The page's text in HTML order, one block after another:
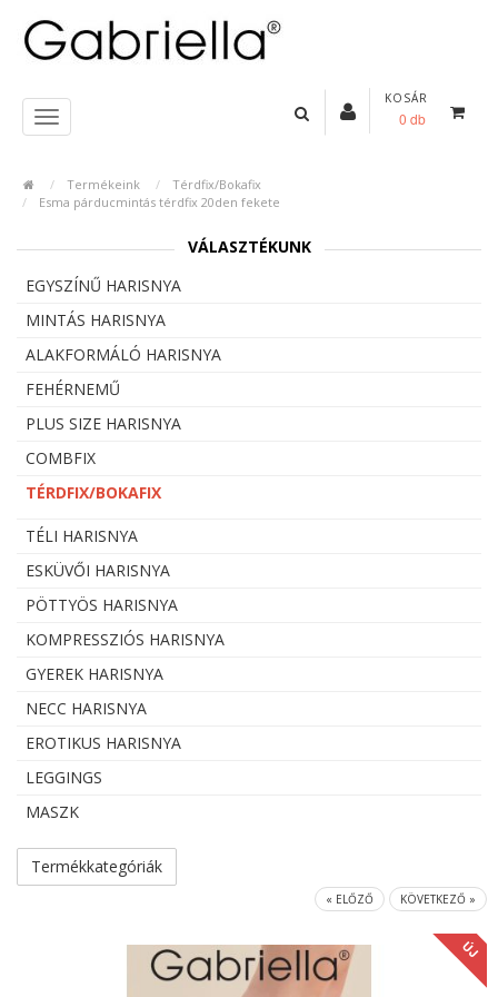
KOSÁR
0 db
Termékeink
Térdfix/Bokafix
Esma párducmintás térdfix 20den fekete
VÁLASZTÉKUNK
EGYSZÍNŰ HARISNYA
MINTÁS HARISNYA
ALAKFORMÁLÓ HARISNYA
FEHÉRNEMŰ
PLUS SIZE HARISNYA
COMBFIX
TÉRDFIX/BOKAFIX
TÉLI HARISNYA
ESKÜVŐI HARISNYA
PÖTTYÖS HARISNYA
KOMPRESSZIÓS HARISNYA
GYEREK HARISNYA
NECC HARISNYA
EROTIKUS HARISNYA
LEGGINGS
MASZK
Termékkategóriák
« ELŐZŐ KÖVETKEZŐ »
ÚJ